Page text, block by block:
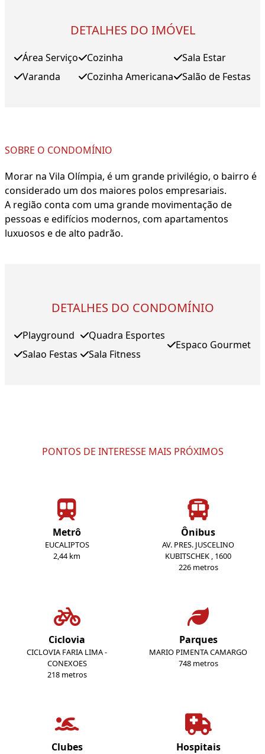
DETALHES DO IMÓVEL
Área Serviço
Varanda
Cozinha
Cozinha Americana
Sala Estar
Salão de Festas
SOBRE O CONDOMÍNIO
Morar na Vila Olímpia, é um grande privilégio, o bairro é
considerado um dos maiores polos empresariais.
A região conta com uma grande movimentação de
pessoas e edifícios modernos, com apartamentos
luxuosos e de alto padrão.
DETALHES DO CONDOMÍNIO
Playground
Salao Festas
Quadra Esportes
Sala Fitness
Espaco Gourmet
PONTOS DE INTERESSE MAIS PRÓXIMOS
Metrô
EUCALIPTOS
2,44 km
Ônibus
AV. PRES. JUSCELINO
KUBITSCHEK , 1600
226 metros
Ciclovia
CICLOVIA FARIA LIMA -
CONEXOES
218 metros
Parques
MARIO PIMENTA CAMARGO
748 metros
Clubes Hospitais